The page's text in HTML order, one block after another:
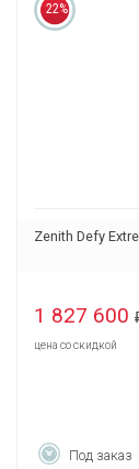
22%
Zenith Defy
1 827 600
цена со скидкой
Под заказ